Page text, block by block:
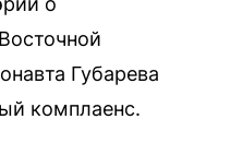
Губарева
комплаенс.